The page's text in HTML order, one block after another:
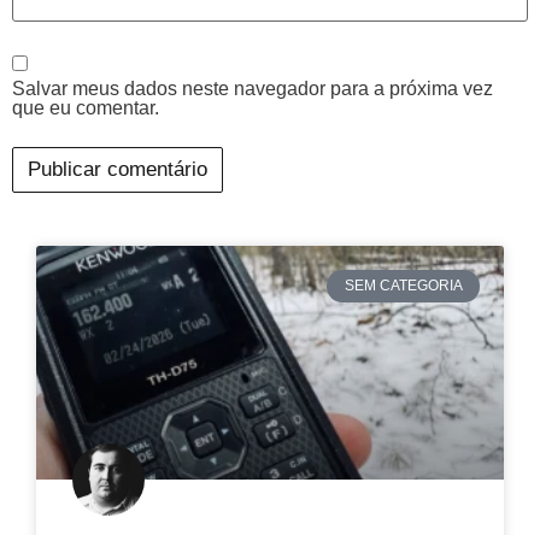
Salvar meus dados neste navegador para a próxima vez
que eu comentar.
SEM CATEGORIA